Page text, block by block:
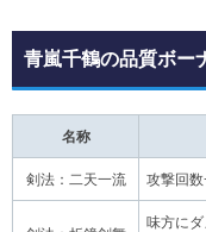
青嵐千鶴の品質ボー
名称
剣法：二天一流 攻撃回数
味方に